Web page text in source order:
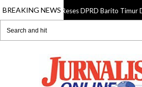
BREAKING NEWS
07 Aug 2026 Reses DPRD Barito Timur